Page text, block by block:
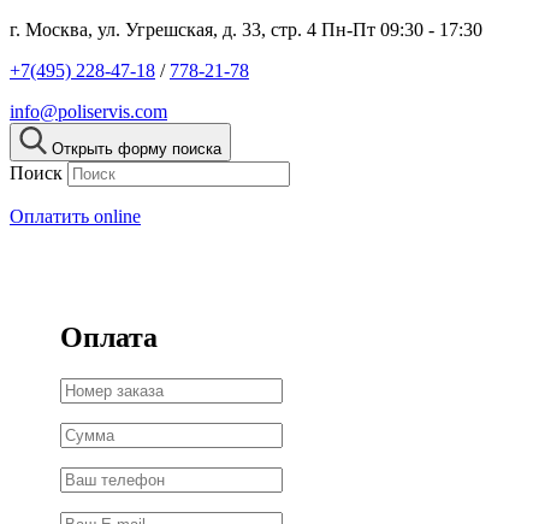
г. Москва, ул. Угрешская, д. 33, стр. 4 Пн-Пт 09:30 - 17:30
+7(495) 228-47-18 / 778-21-78
info@poliservis.com
Открыть форму поиска
Поиск
Оплатить online
Оплата